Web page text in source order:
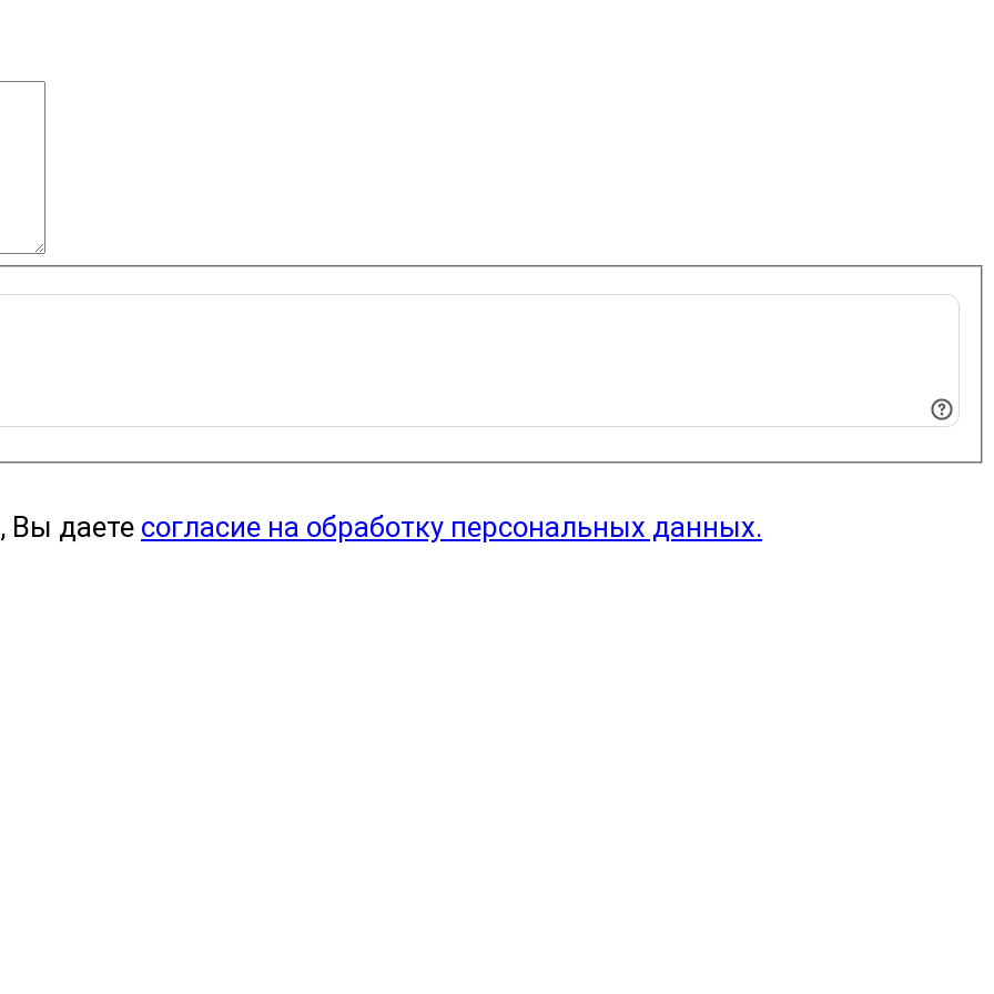
Вы даете согласие на обработку персональных данных.